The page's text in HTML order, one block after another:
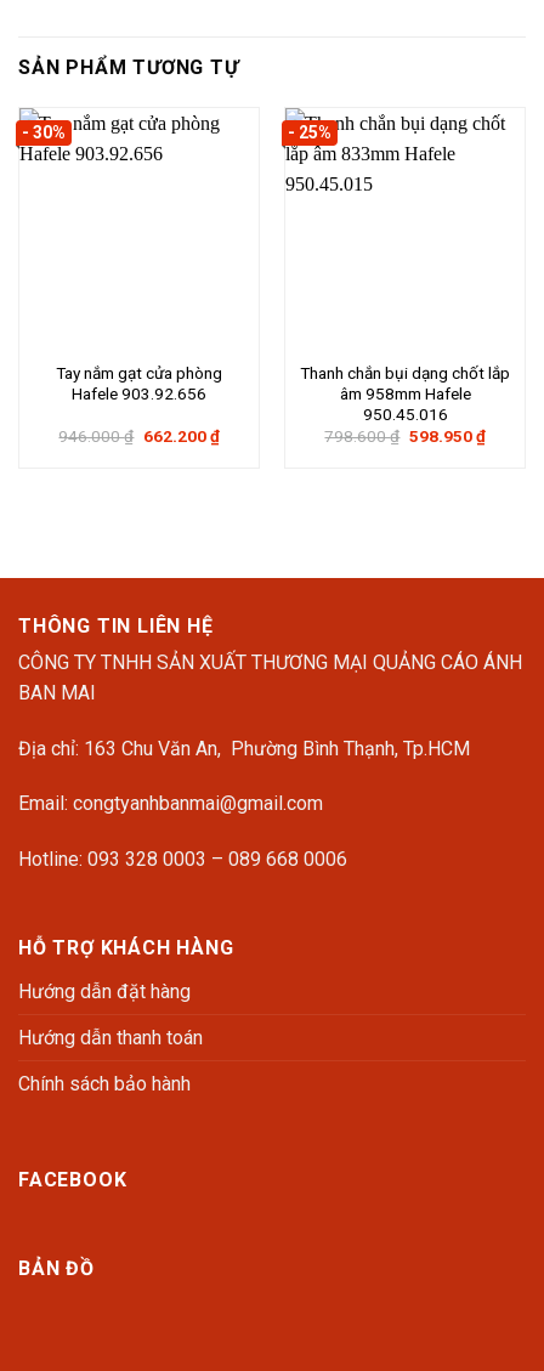
SẢN PHẨM TƯƠNG TỰ
- 30%
Tay nắm gạt cửa phòng
Hafele 903.92.656
946.000₫ Giá
662.200₫Giá
hiện
- 25%
Thanh chắn bụi dạng chốt lắp
âm 958mm Hafele
950.45.016
798.600₫ Giá
598.950₫Giá
hiện
THÔNG TIN LIÊN HỆ
CÔNG TY TNHH SẢN XUẤT THƯƠNG MẠI QUẢNG CÁO ÁNH
BAN MAI
Địa chỉ: 163 Chu Văn An, Phường Bình Thạnh, Tp.HCM
Email: congtyanhbanmai@gmail.com
Hotline: 093 328 0003 – 089 668 0006
HỖ TRỢ KHÁCH HÀNG
Hướng dẫn đặt hàng
Hướng dẫn thanh toán
Chính sách bảo hành
FACEBOOK
BẢN ĐỒ